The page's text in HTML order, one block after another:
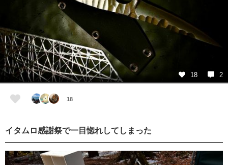
18 2
18
イタムロ感謝祭で一目惚れしてしまった